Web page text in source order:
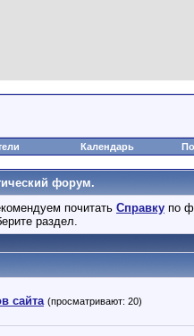
Календарь
форум.
почитать Справку по
раздел.
сайта (просматривают: 20)